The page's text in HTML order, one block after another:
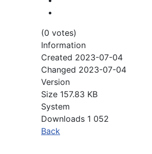
(0 votes)
Information
Created 2023-07-04
Changed 2023-07-04
Version
Size 157.83 KB
System
Downloads 1 052
Back